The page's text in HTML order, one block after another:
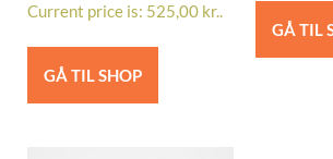
Current price is: 525,00 kr..
GÅ TIL SHOP
GÅ TIL